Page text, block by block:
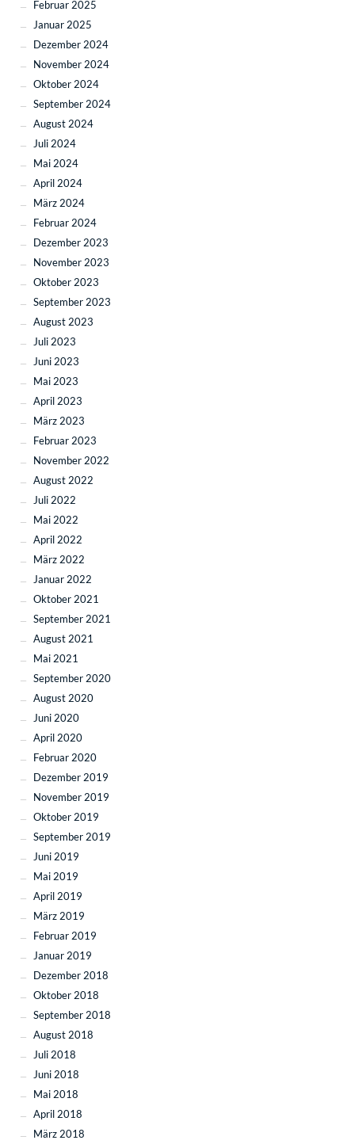
Februar 2025
Januar 2025
Dezember 2024
November 2024
Oktober 2024
September 2024
August 2024
Juli 2024
Mai 2024
April 2024
März 2024
Februar 2024
Dezember 2023
November 2023
Oktober 2023
September 2023
August 2023
Juli 2023
Juni 2023
Mai 2023
April 2023
März 2023
Februar 2023
November 2022
August 2022
Juli 2022
Mai 2022
April 2022
März 2022
Januar 2022
Oktober 2021
September 2021
August 2021
Mai 2021
September 2020
August 2020
Juni 2020
April 2020
Februar 2020
Dezember 2019
November 2019
Oktober 2019
September 2019
Juni 2019
Mai 2019
April 2019
März 2019
Februar 2019
Januar 2019
Dezember 2018
Oktober 2018
September 2018
August 2018
Juli 2018
Juni 2018
Mai 2018
April 2018
März 2018